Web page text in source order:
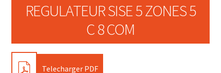
REGULATEUR SISE 5 ZONES 5
C 8 COM
PDF Telecharger PDF